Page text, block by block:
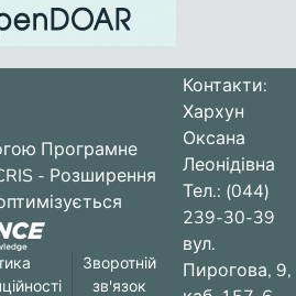
Програмне
- Розширення
Зворотній
зв'язок
Контакти:
Хархун
Оксана
Леонідівна
Тел.: (044)
239-30-39
вул.
Пирогова, 9,